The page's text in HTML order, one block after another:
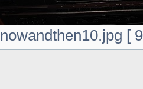
nowandthen10.jpg [